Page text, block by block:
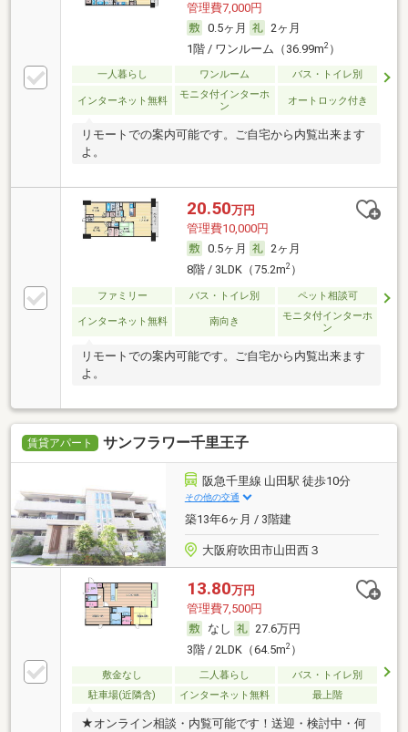
管理費7,000円
0.5ヶ月
2ヶ月
1階 / ワンルーム（36.99m2）
一人暮らし ワンルーム バス・トイレ別
インターネット無料
モニタ付インターホ
ン
オートロック付き
リモートでの案内可能です。ご自宅から内覧出来ます
よ。
20.50万円
管理費10,000円
0.5ヶ月
2ヶ月
8階 / 3LDK（75.2m2）
ファミリー バス・トイレ別 ペット相談可
インターネット無料 南向き
モニタ付インターホ
ン
リモートでの案内可能です。ご自宅から内覧出来ます
よ。
賃貸アパート サンフラワー千里王子
阪急千里線 山田駅 徒歩10分
その他の交通
築13年6ヶ月 / 3階建
大阪府吹田市山田西３
13.80万円
管理費7,500円
なし
27.6万円
3階 / 2LDK（64.5m2）
敷金なし 二人暮らし
バス・トイレ別
駐車場(近隣含)
インターネット無料 最上階
★オンライン相談・内覧可能です！送迎・検討中・何